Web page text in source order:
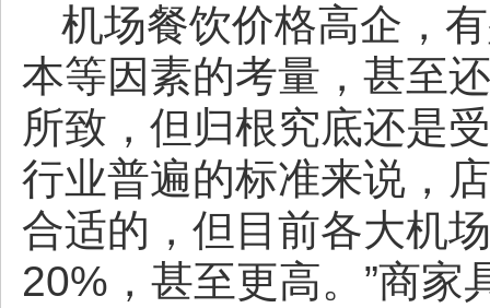
机场餐饮价格高企，
本等因素的考量，甚至
所致，但归根究底还是
行业普遍的标准来说，
合适的，但目前各大机
20%，甚至更高。”商家